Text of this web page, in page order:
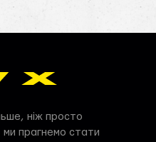
ніж просто
прагнемо стати